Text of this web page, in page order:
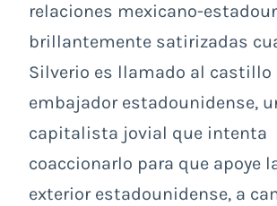
relaciones mexicano-
brillantemente satirizadas
Silverio es llamado al castillo
embajador estadounidense,
capitalista jovial que intenta
coaccionarlo para que apoye
exterior estadounidense, a